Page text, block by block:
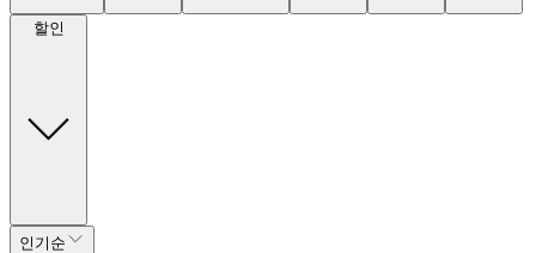
할인
인기순